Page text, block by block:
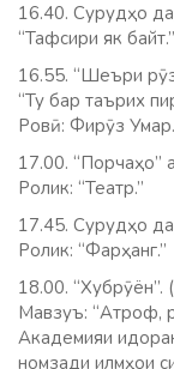
16.40. Сурудҳо
“Тафсири як байт.”
16.55. “Шеъри
“Ту бар таърих
Ровӣ: Фирӯз
17.00. “Порчаҳо”
Ролик: “Театр.”
17.45. Сурудҳо
Ролик: “Фарҳанг.”
18.00. “Хубрӯён”.
Мавзуъ: “Атроф,
Академияи
номзади илмҳои